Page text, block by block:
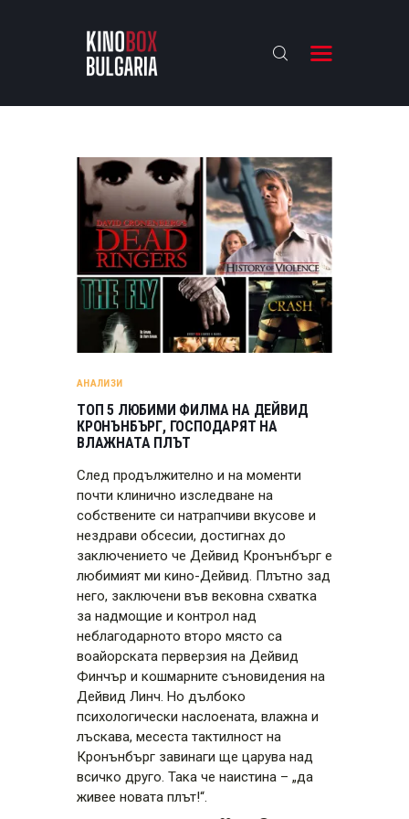
KINOBOX BULGARIA
АНАЛИЗИ
БАХТИ НАГРАДИТЕ
ИНТЕРВЮТА
ЗА НАС
АНАЛИЗИ
ТОП 5 ЛЮБИМИ ФИЛМА НА ДЕЙВИД
КРОНЪНБЪРГ, ГОСПОДАРЯТ НА
ВЛАЖНАТА ПЛЪТ
След продължително и на моменти
почти клинично изследване на
собствените си натрапчиви вкусове и
нездрави обсесии, достигнах до
заключението че Дейвид Кронънбърг е
любимият ми кино-Дейвид. Плътно зад
него, заключени във вековна схватка
за надмощие и контрол над
неблагодарното второ място са
воайорската перверзия на Дейвид
Финчър и кошмарните съновидения на
Дейвид Линч. Но дълбоко
психологически наслоената, влажна и
лъскава, месеста тактилност на
Кронънбърг завинаги ще царува над
всичко друго. Така че наистина – „да
живее новата плът!“.